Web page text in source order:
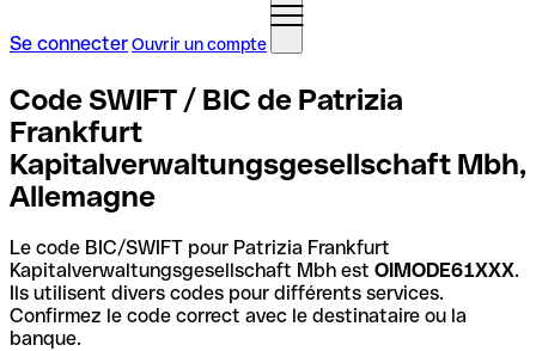
Se connecterOuvrir un compte
Code SWIFT / BIC de Patrizia
Frankfurt
Kapitalverwaltungsgesellschaft Mbh,
Allemagne
Le code BIC/SWIFT pour Patrizia Frankfurt
Kapitalverwaltungsgesellschaft Mbh est OIMODE61XXX.
Ils utilisent divers codes pour différents services.
Confirmez le code correct avec le destinataire ou la
banque.